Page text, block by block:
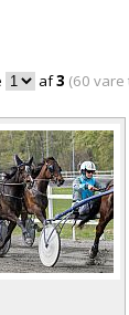
af3 (60 vare